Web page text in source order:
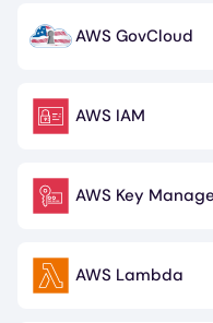
ImageAWS GovCloud
ImageAWS IAM
ImageAWS Key
ImageAWS Lambda